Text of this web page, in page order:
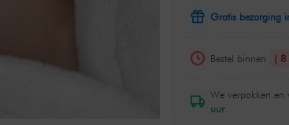
Gratis bezorging
Bestel binnen ( 8
We verpakken en
uur.